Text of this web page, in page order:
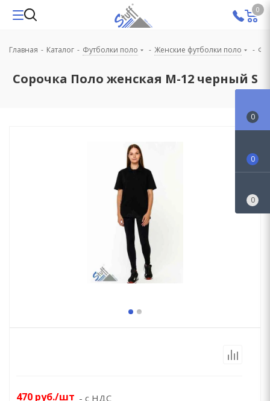
0
Сорочка Поло женская М-12 черный S
Главная - Каталог - Футболки поло - Женские футболки поло -
470 руб./шт - с НДС
0
0
0